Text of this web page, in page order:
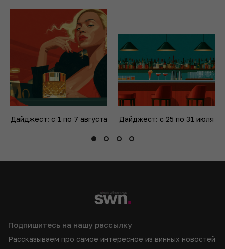
Дайджест: с 1 по 7 августа Дайджест: с 25 по 31 июля
Подпишитесь на нашу рассылку
Рассказываем про самое интересное из винных новостей